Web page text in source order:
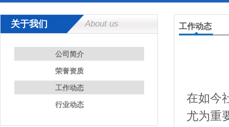
关于我们 About us
公司简介
荣誉资质
工作动态
行业动态
工作动态
在如今
尤为重